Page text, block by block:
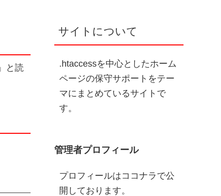
と読
サイトについて
.htaccessを中心としたホーム
ページの保守サポートをテー
マにまとめているサイトで
す。
管理者プロフィール
プロフィールはココナラで公
開しております。